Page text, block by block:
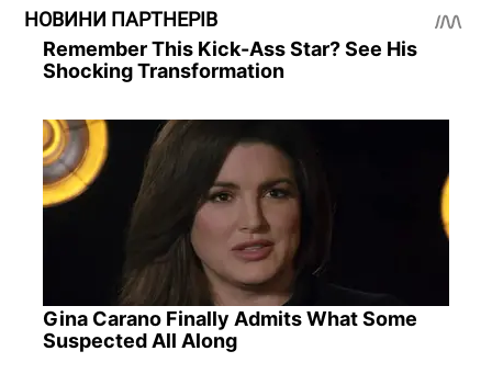
НОВИНИ ПАРТНЕРІВ
Remember This Kick-Ass Star? See His
Shocking Transformation
Gina Carano Finally Admits What Some
Suspected All Along